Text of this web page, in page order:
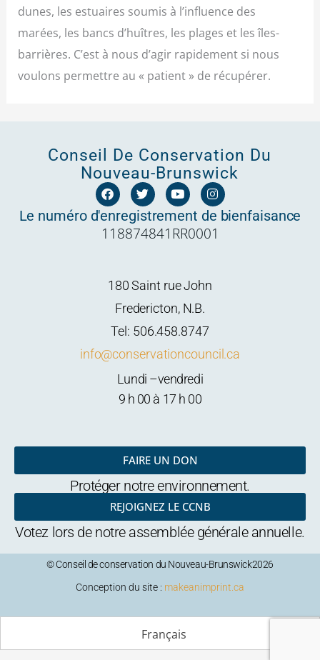
dunes, les estuaires soumis à l’influence des
marées, les bancs d’huîtres, les plages et les îles-
barrières. C’est à nous d’agir rapidement si nous
voulons permettre au « patient » de récupérer.
Conseil De Conservation Du
Nouveau-Brunswick
F
a
c
e
b
T
w
i
t
t
Y
o
u
t
u
I
n
s
t
a
Le numéro d'enregistrement de bienfaisance
118874841RR0001
180 Saint rue John
Fredericton, N.B.
Tel: 506.458.8747
info@conservationcouncil.ca
Lundi –vendredi
9 h 00 à 17 h 00
FAIRE UN DON
Protéger notre environnement.
REJOIGNEZ LE CCNB
Votez lors de notre assemblée générale annuelle.
© Conseil de conservation du Nouveau-Brunswick2026
Conception du site : makeanimprint.ca
Français